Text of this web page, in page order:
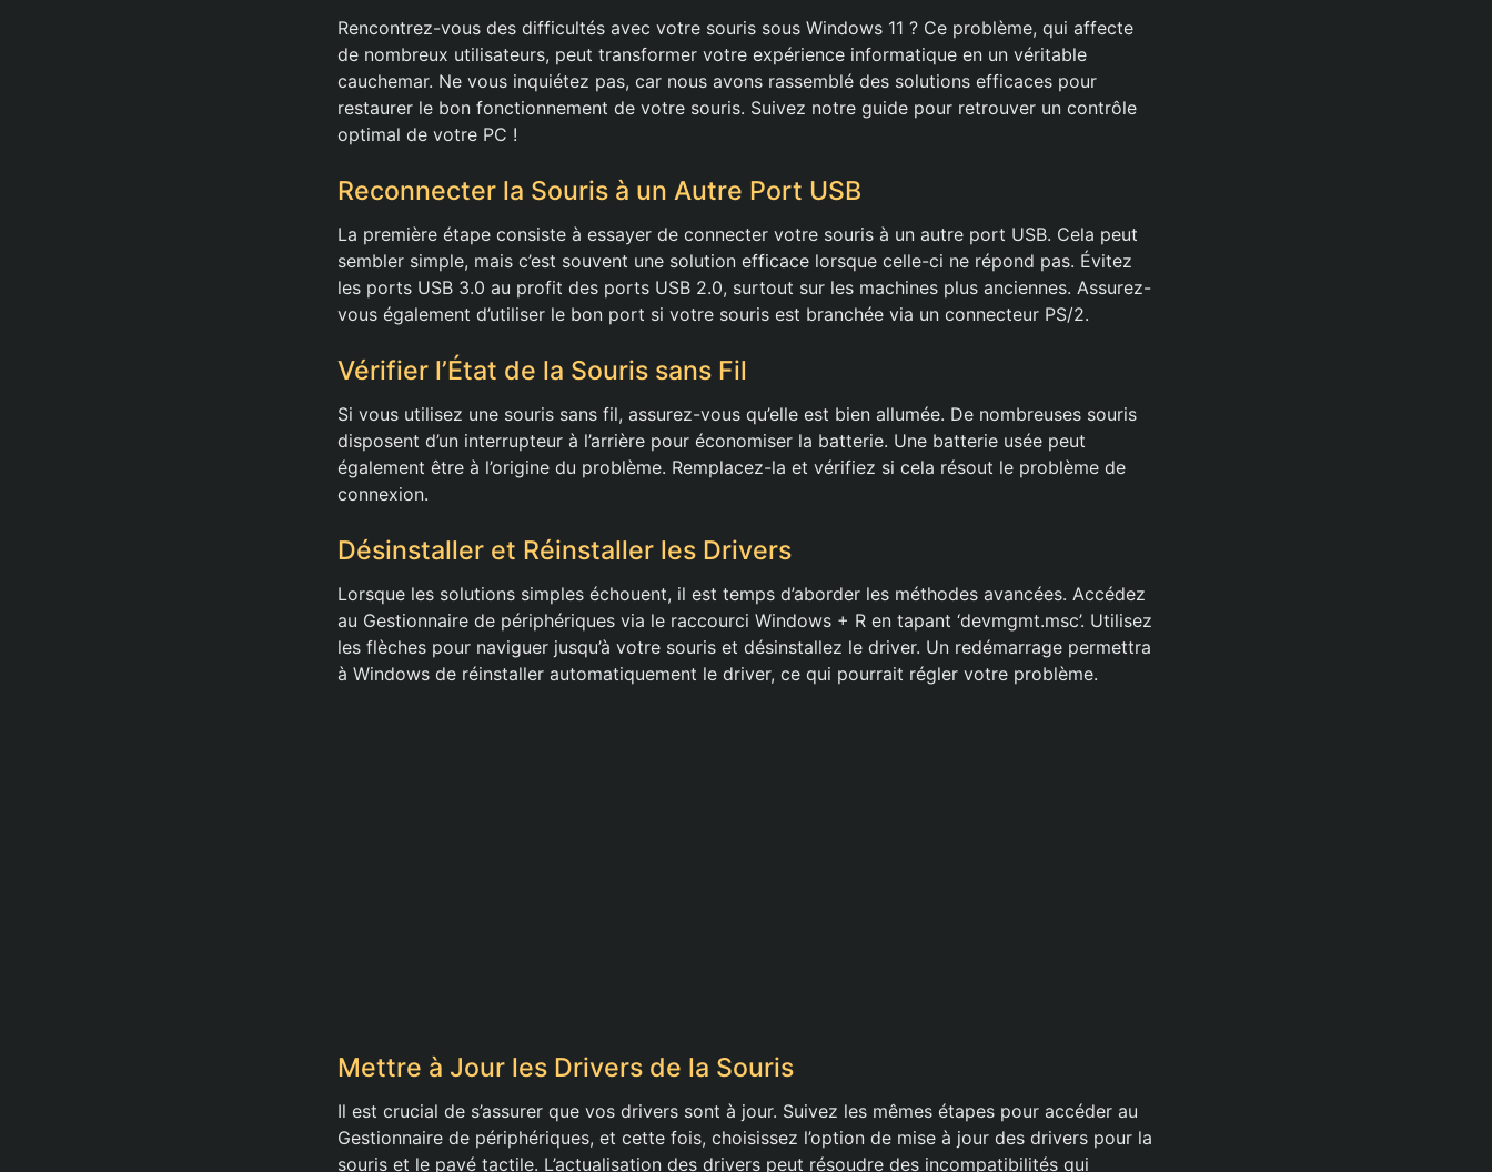
Rencontrez-vous des difficultés avec votre souris sous Windows 11 ? Ce problème, qui affecte
de nombreux utilisateurs, peut transformer votre expérience informatique en un véritable
cauchemar. Ne vous inquiétez pas, car nous avons rassemblé des solutions efficaces pour
restaurer le bon fonctionnement de votre souris. Suivez notre guide pour retrouver un contrôle
optimal de votre PC !
Reconnecter la Souris à un Autre Port USB
La première étape consiste à essayer de connecter votre souris à un autre port USB. Cela peut
sembler simple, mais c’est souvent une solution efficace lorsque celle-ci ne répond pas. Évitez
les ports USB 3.0 au profit des ports USB 2.0, surtout sur les machines plus anciennes. Assurez-
vous également d’utiliser le bon port si votre souris est branchée via un connecteur PS/2.
Vérifier l’État de la Souris sans Fil
Si vous utilisez une souris sans fil, assurez-vous qu’elle est bien allumée. De nombreuses souris
disposent d’un interrupteur à l’arrière pour économiser la batterie. Une batterie usée peut
également être à l’origine du problème. Remplacez-la et vérifiez si cela résout le problème de
connexion.
Désinstaller et Réinstaller les Drivers
Lorsque les solutions simples échouent, il est temps d’aborder les méthodes avancées. Accédez
au Gestionnaire de périphériques via le raccourci Windows + R en tapant ‘devmgmt.msc’. Utilisez
les flèches pour naviguer jusqu’à votre souris et désinstallez le driver. Un redémarrage permettra
à Windows de réinstaller automatiquement le driver, ce qui pourrait régler votre problème.
Mettre à Jour les Drivers de la Souris
Il est crucial de s’assurer que vos drivers sont à jour. Suivez les mêmes étapes pour accéder au
Gestionnaire de périphériques, et cette fois, choisissez l’option de mise à jour des drivers pour la
souris et le pavé tactile. L’actualisation des drivers peut résoudre des incompatibilités qui